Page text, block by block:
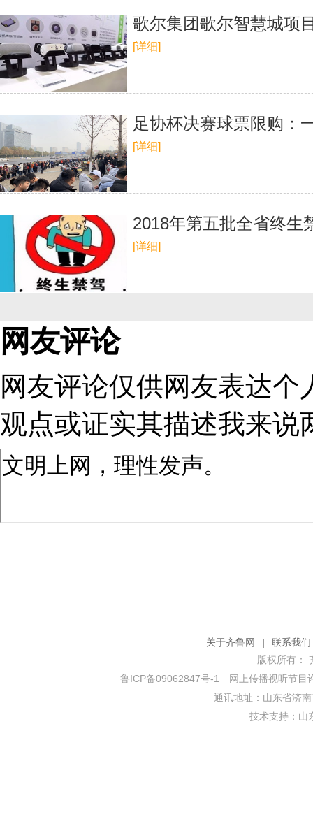
歌尔集团歌尔智慧城项
[详细]
足协杯决赛球票限购：
[详细]
2018年第五批全省终生
[详细]
网友评论
网友评论仅供网友表达
观点或证实其描述我来说
关于齐鲁网 |
联系我们
版权所有：
鲁ICP备09062847号-1
网上传播视听节目
通讯地址：山东省济
技术支持： 山